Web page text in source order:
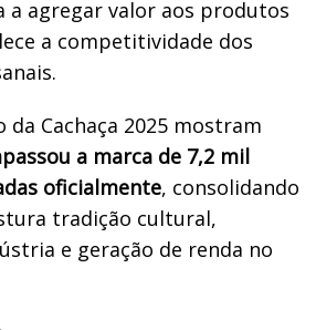
a agregar valor aos produtos
a competitividade dos
da Cachaça 2025 mostram
a marca de 7,2 mil
oficialmente, consolidando
tradição cultural,
e geração de renda no